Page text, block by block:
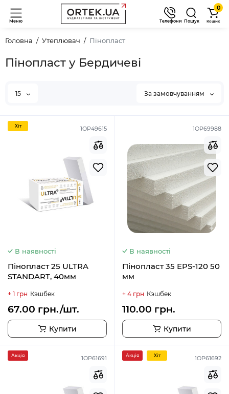
Меню Телефони Пошук
0
Кошик
Головна Утеплювач Пінопласт
Пінопласт у Бердичеві
15 За замовчуванням
1OP49615
Хiт
В наявності
Пінопласт 25 ULTRA
STANDART, 40мм
+ 1 грн Кэшбек
67.00 грн./шт.
Купити
1ОР69988
В наявності
Пінопласт 35 EPS-120 50
мм
+ 4 грн Кэшбек
110.00 грн.
Купити
1OP61691
Акція 1OP61692
Акція Хiт